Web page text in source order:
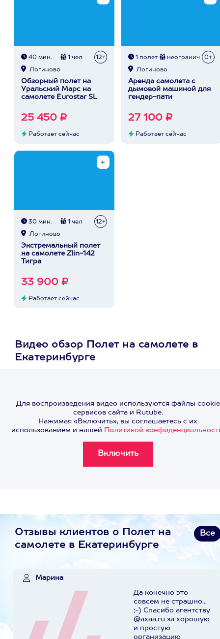
40 мин. 1 чел 12+
Логиново
Обзорный полет на
Уральский Марс на
самолете Eurostar SL
25 450 ₽
Работает сейчас
1 полет неогранич 0+
Логиново
Аренда самолета с
дымовой машиной для
гендер-пати
27 100 ₽
Работает сейчас
30 мин. 1 чел 12+
Логиново
Экстремальный полет
на самолете Zlin-142
Тигра
33 900 ₽
Работает сейчас
Видео обзор Полет на самолете в
Екатеринбурге
Для воспроизведения видео используются файлы cookie
сервисов сайта и Rutube.
Нажимая «Включить», вы соглашаетесь с их
использованием и нашей Политикой
Отзывы клиентов о Полет на
самолете в Екатеринбурге
Все
Марина
Да конечно это
совсем не страшно...
;-) Спасибо агентству
@axaa.ru за хорошую
и простую
организацию